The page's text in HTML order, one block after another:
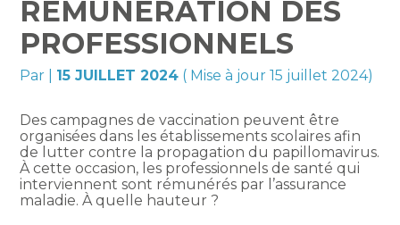
RÉMUNÉRATION DES
PROFESSIONNELS
Par 15 JUILLET 2024 ( Mise à jour 15 juillet 2024)
Des campagnes de vaccination peuvent être
organisées dans les établissements scolaires afin
de lutter contre la propagation du papillomavirus.
À cette occasion, les professionnels de santé qui
interviennent sont rémunérés par l’assurance
maladie. À quelle hauteur ?